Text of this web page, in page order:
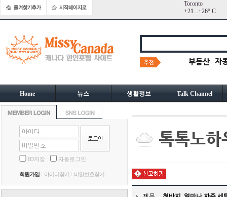
Toronto
+21...+26° C
Home 뉴스 생활정보 Talk Channel
ID저장 자동로그인
회원가입 아이디찾기 비밀번호찾기